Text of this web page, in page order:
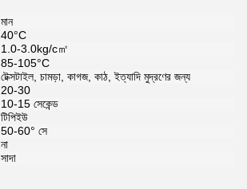
মান
40°C
1.0-3.0kg/c㎡
85-105°C
টেক্সটাইল, চামড়া, কাগজ, কাঠ, ইত্যাদি মুদ্রণের জন্য
20-30
10-15 সেকেন্ড
টিপিইউ
50-60° সে
না
সাদা